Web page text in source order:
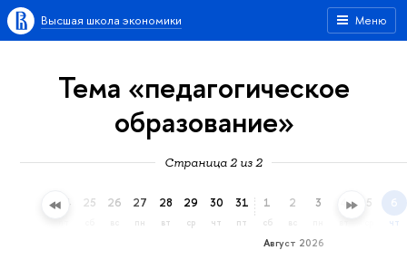
Меню
Высшая школа экономики
Тема «педагогическое
образование»
Страница 2 из 2
24 25 26 27
пн
28
вт
29
ср
30
чт
31
пт
Август 2026
1
сб
2 3 4 5 6
чт